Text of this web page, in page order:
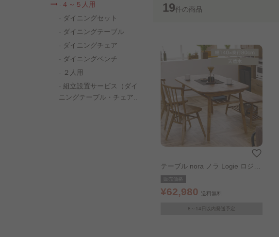
４～５人用
ダイニングセット
ダイニングテーブル
ダイニングチェア
ダイニングベンチ
２人用
組立設置サービス（ダイ
ニングテーブル・チェア..
19件の商品
テーブル nora ノラ Logie ロジー
テーブル ダイニングテーブル DT
140 ナチュラル 331001
販売価格
¥62,980 送料無料
8～14日以内発送予定